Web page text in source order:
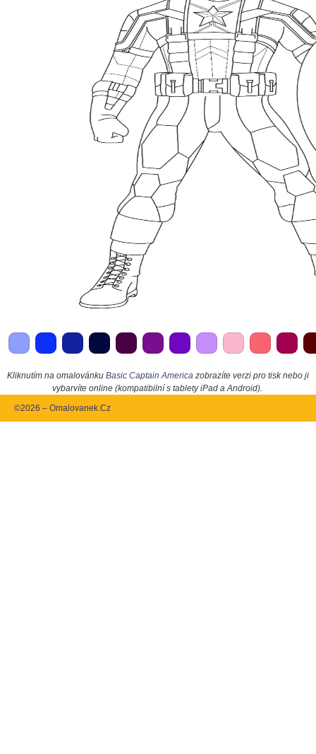
Kliknutím na omalovánku Basic Captain America zobrazíte verzi pro tisk nebo ji
vybarvíte online (kompatibilní s tablety iPad a Android).
©2026 – Omalovanek.Cz